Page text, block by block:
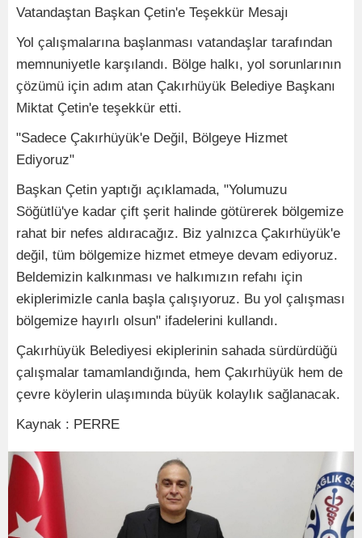
Vatandaştan Başkan Çetin'e Teşekkür Mesajı
Yol çalışmalarına başlanması vatandaşlar tarafından
memnuniyetle karşılandı. Bölge halkı, yol sorunlarının
çözümü için adım atan Çakırhüyük Belediye Başkanı
Miktat Çetin'e teşekkür etti.
"Sadece Çakırhüyük'e Değil, Bölgeye Hizmet
Ediyoruz"
Başkan Çetin yaptığı açıklamada, "Yolumuzu
Söğütlü'ye kadar çift şerit halinde götürerek bölgemize
rahat bir nefes aldıracağız. Biz yalnızca Çakırhüyük'e
değil, tüm bölgemize hizmet etmeye devam ediyoruz.
Beldemizin kalkınması ve halkımızın refahı için
ekiplerimizle canla başla çalışıyoruz. Bu yol çalışması
bölgemize hayırlı olsun" ifadelerini kullandı.
Çakırhüyük Belediyesi ekiplerinin sahada sürdürdüğü
çalışmalar tamamlandığında, hem Çakırhüyük hem de
çevre köylerin ulaşımında büyük kolaylık sağlanacak.
Kaynak : PERRE